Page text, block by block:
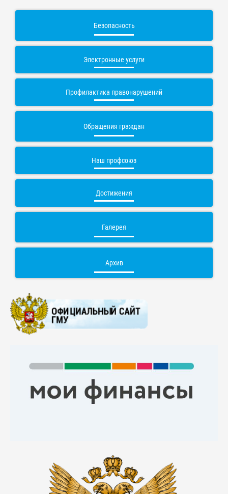
Безопасность
Электронные услуги
Профилактика правонарушений
Обращения граждан
Наш профсоюз
Достижения
Галерея
Архив